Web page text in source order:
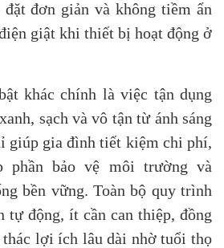
đơn giản và không tiềm ẩn
giật khi thiết bị hoạt động ở
khác chính là việc tận dụng
sạch và vô tận từ ánh sáng
giúp gia đình tiết kiệm chi phí,
phần bảo vệ môi trường và
bền vững. Toàn bộ quy trình
tự động, ít cần can thiệp, đồng
lợi ích lâu dài nhờ tuổi thọ